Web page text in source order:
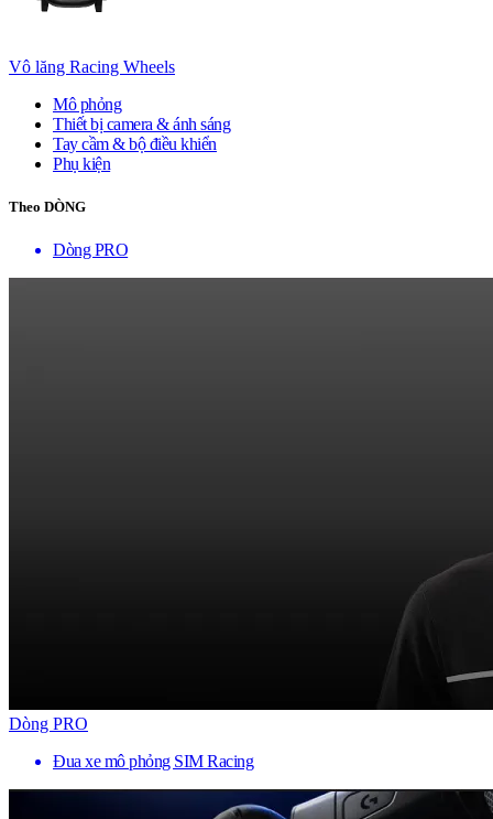
Vô lăng Racing Wheels
Mô phỏng
Thiết bị camera & ánh sáng
Tay cầm & bộ điều khiển
Phụ kiện
Theo DÒNG
Dòng PRO
Dòng PRO
Đua xe mô phỏng SIM Racing